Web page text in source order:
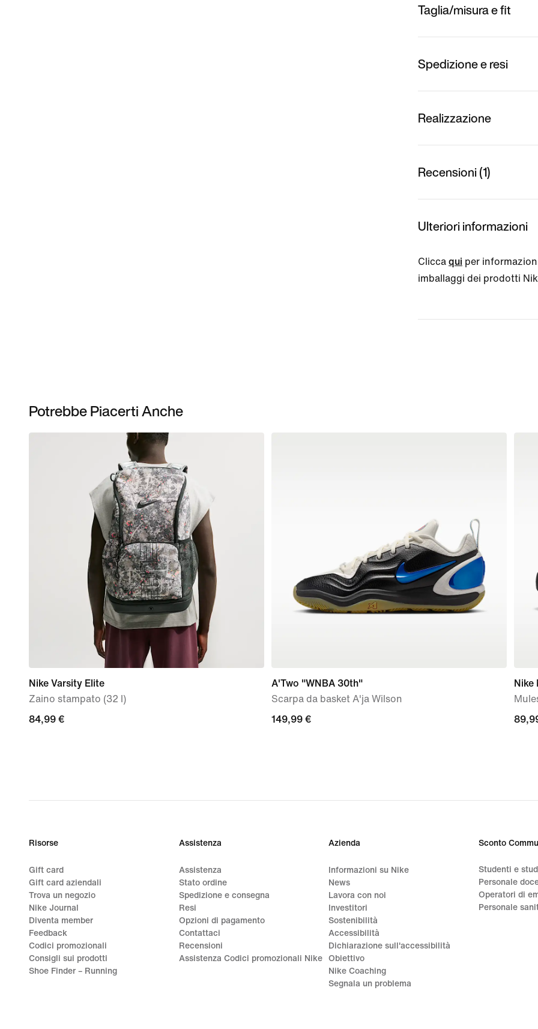
Taglia/misura e fit
Spedizione e resi
Realizzazione
Recensioni (1)
Ulteriori informazioni
Clicca qui per
imballaggi dei prodotti
Potrebbe Piacerti Anche
Nike Varsity Elite
Zaino stampato (32 l)
84,99
84,99 €
A'Two "WNBA 30th"
Scarpa da basket A'ja Wilson
149,99
149,99 €
Nike
Risorse
Gift card
Gift card aziendali
Trova un negozio
Nike Journal
Diventa member
Feedback
Codici promozionali
Consigli sui prodotti
Shoe Finder – Running
Assistenza
Assistenza
Stato ordine
Spedizione e consegna
Resi
Opzioni di pagamento
Contattaci
Recensioni
Assistenza Codici promozionali Nike
Azienda
Informazioni su Nike
News
Lavora con noi
Investitori
Sostenibilità
Accessibilità
Dichiarazione sull'accessibilità
Obiettivo
Nike Coaching
Segnala un problema
Sconto
Studenti e
Personale
Operatori di
Personale